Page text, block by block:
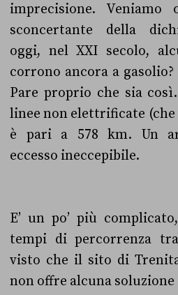
imprecisione.
sconcertante della
oggi, nel XXI secolo,
corrono ancora a gasolio?
Pare proprio che sia
linee non elettrificate (che
è pari a 578 km. Un
eccesso ineccepibile.
E’ un po’ più
tempi di percorrenza
visto che il sito di
non offre alcuna